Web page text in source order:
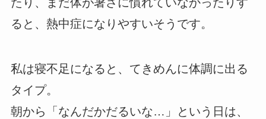
たり、まだ体が暑さに慣れていなかったりす
ると、熱中症になりやすいそうです。
私は寝不足になると、てきめんに体調に出る
タイプ。
朝から「なんだかだるいな…」という日は、